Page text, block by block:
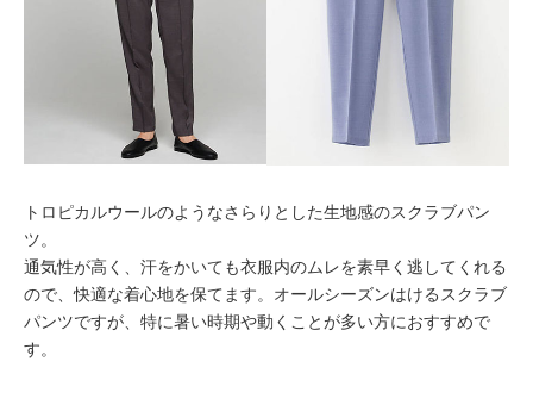
トロピカルウールのようなさらりとした生地感のスクラブパン
ツ。
通気性が高く、汗をかいても衣服内のムレを素早く逃してくれる
ので、快適な着心地を保てます。オールシーズンはけるスクラブ
パンツですが、特に暑い時期や動くことが多い方におすすめで
す。